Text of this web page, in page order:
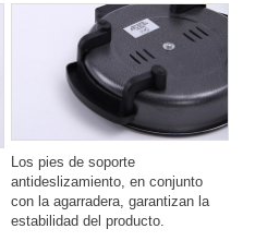
Los pies de soporte
antideslizamiento, en conjunto
con la agarradera, garantizan la
estabilidad del producto.